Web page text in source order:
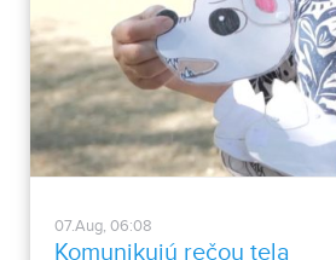
07.Aug, 06:08
Komunikujú rečou tela